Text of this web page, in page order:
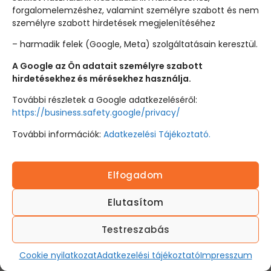
forgalomelemzéshez, valamint személyre szabott és nem
személyre szabott hirdetések megjelenítéséhez
– harmadik felek (Google, Meta) szolgáltatásain keresztül.
A Google az Ön adatait személyre szabott
hirdetésekhez és mérésekhez használja.
További részletek a Google adatkezeléséről:
https://business.safety.google/privacy/
További információk: Adatkezelési Tájékoztató.
Elfogadom
Elutasítom
Testreszabás
Cookie nyilatkozatAdatkezelési tájékoztatóImpresszum
jogszabályok szerint kezeli. Az adatkezelés
részleteit azAdatvédelmi Tájékoztató
Adatkezelési tájékoztató
14. Hírlevélre történő
feliratkozás
A Jelentkező a regisztráció és vásárlás során
hozzájárulását adja ahhoz, hogy az Élő
Masszőrképző a megadott e-mail címére
marketing tartalmú hírleveleket küldjön. A
hozzájárulás bármikor, ingyenesen visszavonható
az e-mailek alján található leiratkozási linken.